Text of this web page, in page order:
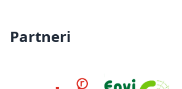
Partneri